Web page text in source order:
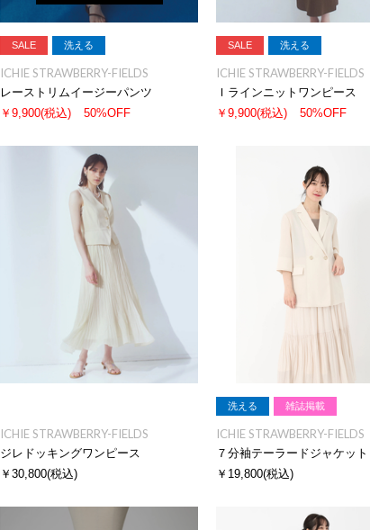
SALE 洗える
ICHIE STRAWBERRY-FIELDS
レーストリムイージーパンツ
￥9,900(税込) 50%OFF
SALE 洗える
ICHIE STRAWBERRY-FIELDS
Ｉラインニットワンピース
￥9,900(税込) 50%OFF
ICHIE STRAWBERRY-FIELDS
ジレドッキングワンピース
￥30,800(税込)
洗える 雑誌掲載
ICHIE STRAWBERRY-FIELDS
７分袖テーラードジャケット
￥19,800(税込)